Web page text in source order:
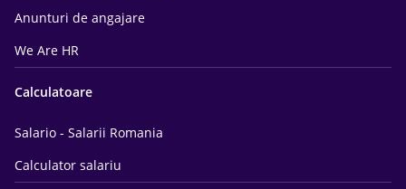
Anunturi de angajare
We Are HR
Calculatoare
Salario - Salarii Romania
Calculator salariu